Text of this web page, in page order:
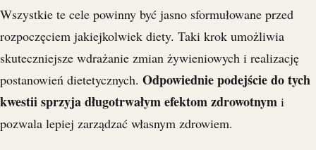
Wszystkie te cele powinny być jasno sformułowane przed
rozpoczęciem jakiejkolwiek diety. Taki krok umożliwia
skuteczniejsze wdrażanie zmian żywieniowych i realizację
postanowień dietetycznych. Odpowiednie podejście do tych
kwestii sprzyja długotrwałym efektom zdrowotnym i
pozwala lepiej zarządzać własnym zdrowiem.